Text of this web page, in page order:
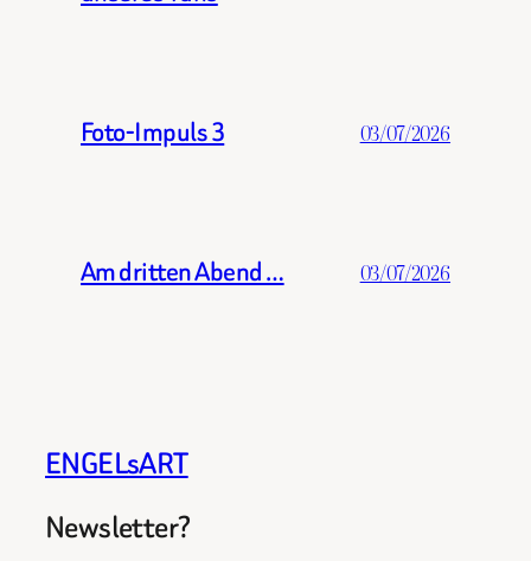
Foto-Impuls 3 03/07/2026
Am dritten Abend … 03/07/2026
ENGELsART
Newsletter?